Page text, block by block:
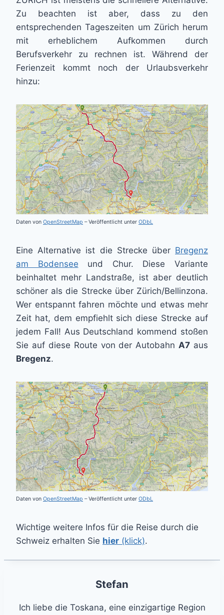
Zu beachten ist aber, dass zu den
entsprechenden Tageszeiten um Zürich herum
mit erheblichem Aufkommen durch
Berufsverkehr zu rechnen ist. Während der
Ferienzeit kommt noch der Urlaubsverkehr
hinzu:
Daten von OpenStreetMap – Veröffentlicht unter ODbL
Eine Alternative ist die Strecke über Bregenz
am Bodensee und Chur. Diese Variante
beinhaltet mehr Landstraße, ist aber deutlich
schöner als die Strecke über Zürich/Bellinzona.
Wer entspannt fahren möchte und etwas mehr
Zeit hat, dem empfiehlt sich diese Strecke auf
jedem Fall! Aus Deutschland kommend stoßen
Sie auf diese Route von der AutobahnA7 aus
Bregenz.
Daten von OpenStreetMap – Veröffentlicht unter ODbL
Wichtige weitere Infos für die Reise durch die
Schweiz erhalten Sie hier (klick).
Stefan
Ich liebe die Toskana, eine einzigartige Region